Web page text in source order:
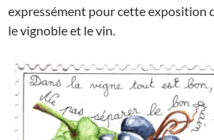
expressément pour cette exposition
le vignoble et le vin.